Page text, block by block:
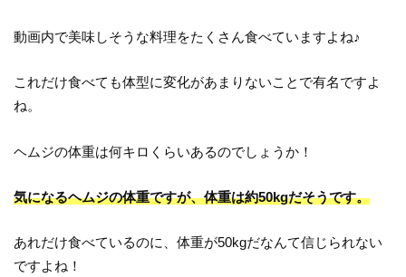
動画内で美味しそうな料理をたくさん食べていますよね♪
これだけ食べても体型に変化があまりないことで有名ですよ
ね。
ヘムジの体重は何キロくらいあるのでしょうか！
気になるヘムジの体重ですが、体重は約50kgだそうです。
あれだけ食べているのに、体重が50kgだなんて信じられない
ですよね！